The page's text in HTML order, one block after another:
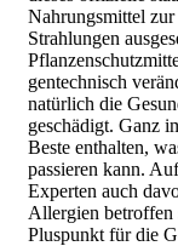
Nahrungsmittel
Strahlungen
gentechnisch
natürlich die
geschädigt. Ganz
Beste enthalten,
passieren kann.
Experten auch
Allergien
Pluspunkt für die